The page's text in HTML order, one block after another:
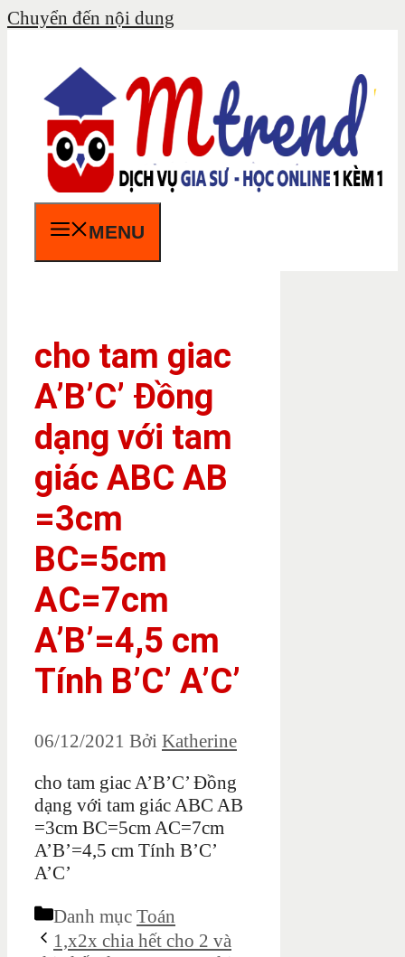
Chuyển đến nội dung
MENU
cho tam giac
A’B’C’ Đồng
dạng với tam
giác ABC AB
=3cm
BC=5cm
AC=7cm
A’B’=4,5 cm
Tính B’C’ A’C’
06/12/2021 Bởi Katherine
cho tam giac A’B’C’ Đồng
dạng với tam giác ABC AB
=3cm BC=5cm AC=7cm
A’B’=4,5 cm Tính B’C’
A’C’
Danh mục Toán
1,x2x chia hết cho 2 và